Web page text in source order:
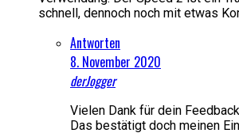
schnell, dennoch noch mit etwas
Antworten
8. November 2020
derJogger
Vielen Dank für dein
Das bestätigt doch meinen